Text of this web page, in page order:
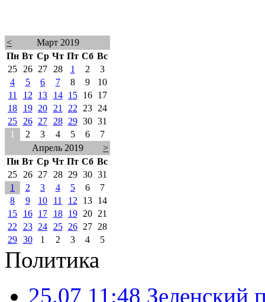
<
Март 2019
Пн Вт Ср Чт Пт Сб Вс
25
26 27 28 1 2
3
4
5 6 7 8 9
10
11
12 13 14 15 16
17
18
19 20 21 22 23
24
25
26 27 28 29 30 31
1
2 3 4 5 6
7
Апрель 2019
>
Пн Вт Ср Чт Пт Сб Вс
25
26 27 28 29 30 31
1
2 3 4 5 6
7
8
9 10 11 12 13
14
15
16 17 18 19 20
21
22
23 24 25 26 27
28
29 30 1 2 3 4 5
Политика
25.07 11:48 Зеленский